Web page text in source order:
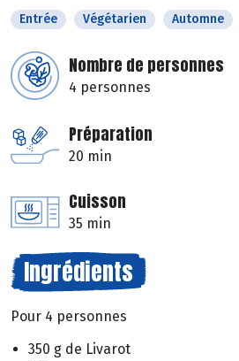
Entrée Végétarien Automne
Nombre de personnes
4 personnes
Préparation
20 min
Cuisson
35 min
Ingrédients
Pour 4 personnes
350 g de Livarot